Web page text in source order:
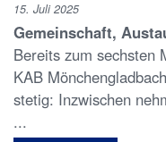
15. Juli 2025
Gemeinschaft,
Bereits zum sechsten
KAB
stetig: Inzwischen
...